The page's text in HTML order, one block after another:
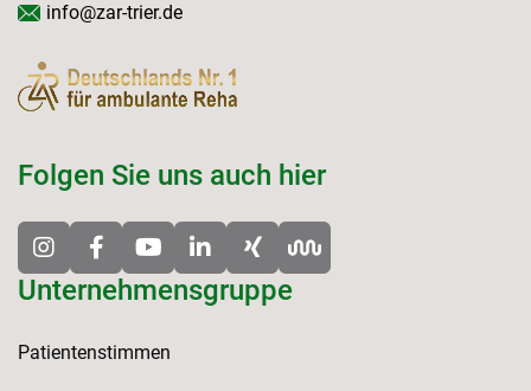
Unternehmensgruppe
Patientenstimmen
info@zar-trier.de
Folgen Sie uns auch hier